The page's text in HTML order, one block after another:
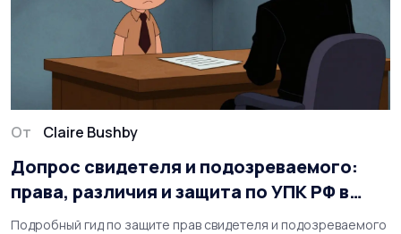
От Claire Bushby
Допрос свидетеля и подозреваемого:
права, различия и защита по УПК РФ в
2026 году
Подробный гид по защите прав свидетеля и подозреваемого